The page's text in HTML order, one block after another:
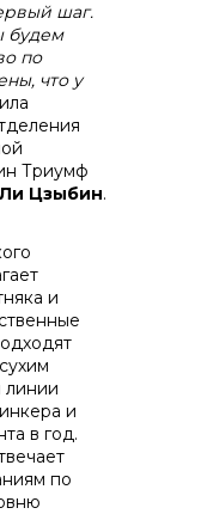
шаг.
будем
по
что у
Триумф
Ли Цзыбин.
и
линии
и
в год.
по